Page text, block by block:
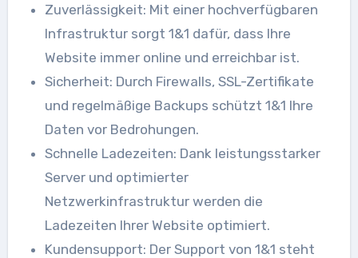
Zuverlässigkeit: Mit einer hochverfügbaren
Infrastruktur sorgt 1&1 dafür, dass Ihre
Website immer online und erreichbar ist.
Sicherheit: Durch Firewalls, SSL-Zertifikate
und regelmäßige Backups schützt 1&1 Ihre
Daten vor Bedrohungen.
Schnelle Ladezeiten: Dank leistungsstarker
Server und optimierter
Netzwerkinfrastruktur werden die
Ladezeiten Ihrer Website optimiert.
Kundensupport: Der Support von 1&1 steht